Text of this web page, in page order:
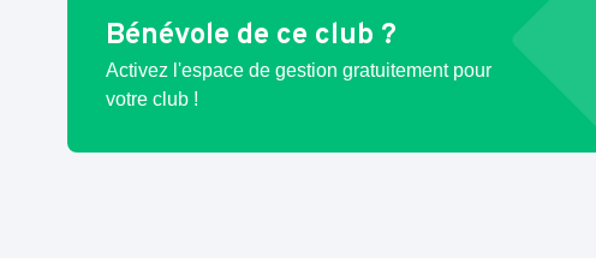
Bénévole de ce club ?
Activez l'espace de gestion gratuitement pour
votre club !